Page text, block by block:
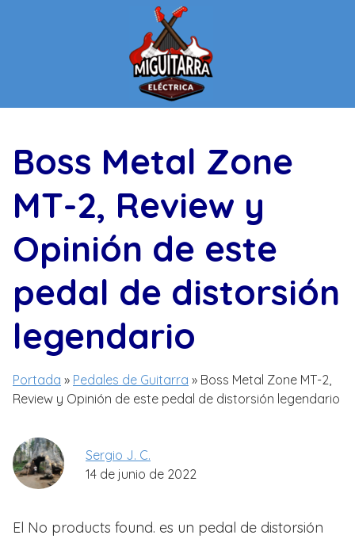
Boss Metal Zone
MT-2, Review y
Opinión de este
pedal de distorsión
legendario
Portada » Pedales de Guitarra » Boss Metal Zone MT-2,
Review y Opinión de este pedal de distorsión legendario
Sergio J. C.
14 de junio de 2022
El No products found. es un pedal de distorsión